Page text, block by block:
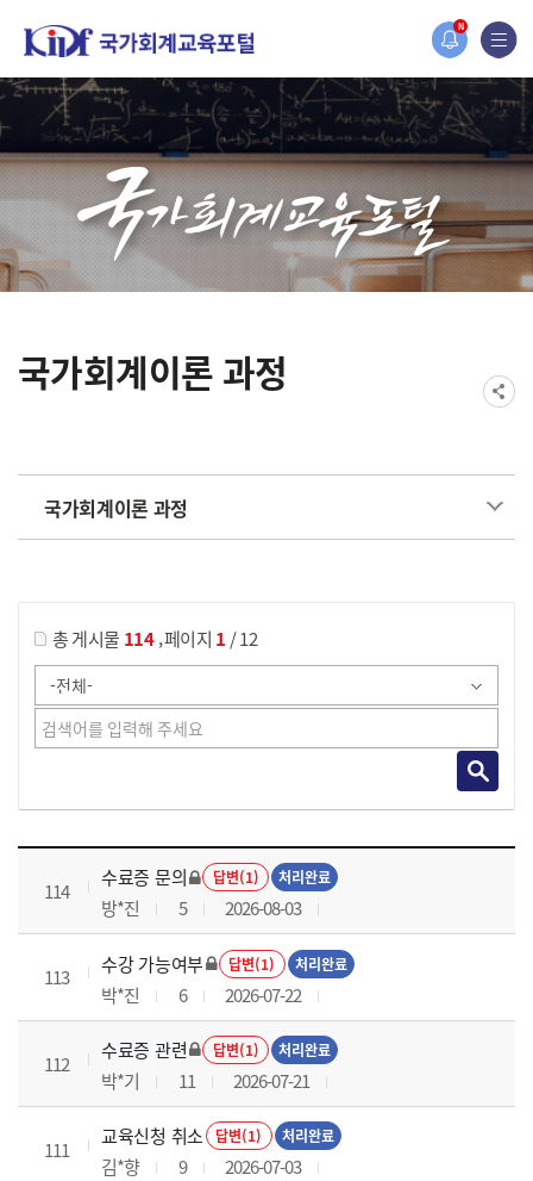
N
홈페이지가 새롭게 개편되었습니다.
한국조세재정연구원홈페이지가 새롭게 개설되었습니다.
국가회계이론 과정
국가회계이론 과정
총 게시물 114,페이지 1 / 12
국가회계이론 과정 목록 으로 번호, 제목, 작성자, 조회수, 등록 일로 나열 되고 있습니다.
114
수료증 문의 답변(1) 처리완료
방*진 5 2026-08-03
113
수강 가능여부 답변(1) 처리완료
박*진 6 2026-07-22
112
수료증 관련 답변(1) 처리완료
박*기 11 2026-07-21
111
교육신청 취소 답변(1) 처리완료
김*향 9 2026-07-03